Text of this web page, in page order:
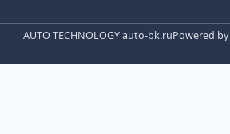
AUTO TECHNOLOGY auto-bk.ruPowered by